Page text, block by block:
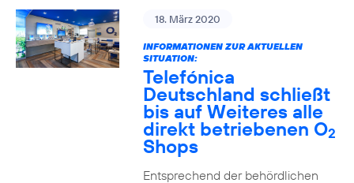
18. März 2020
INFORMATIONEN ZUR AKTUELLEN
SITUATION:
Telefónica
Deutschland schließt
bis auf Weiteres alle
direkt betriebenen O2
Shops
Entsprechend der behördlichen